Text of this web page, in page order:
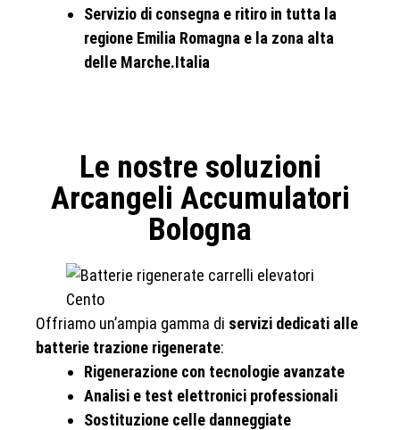
Servizio di consegna e ritiro in tutta la
regione Emilia Romagna e la zona alta
delle Marche.Italia
Le nostre soluzioni
Arcangeli Accumulatori
Bologna
Offriamo un’ampia gamma di servizi dedicati alle
batterie trazione rigenerate:
Rigenerazione con tecnologie avanzate
Analisi e test elettronici professionali
Sostituzione celle danneggiate